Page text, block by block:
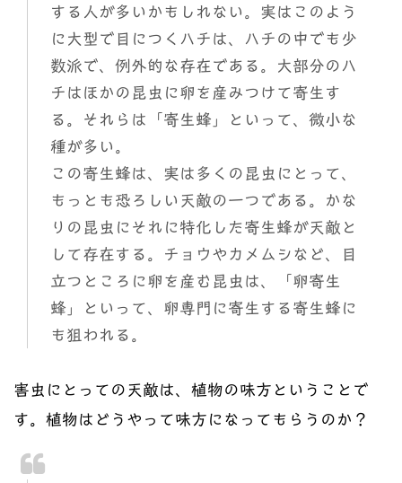
する人が多いかもしれない。実はこのよう
に大型で目につくハチは、ハチの中でも少
数派で、例外的な存在である。大部分のハ
チはほかの昆虫に卵を産みつけて寄生す
る。それらは「寄生蜂」といって、微小な
種が多い。
この寄生蜂は、実は多くの昆虫にとって、
もっとも恐ろしい天敵の一つである。かな
りの昆虫にそれに特化した寄生蜂が天敵と
して存在する。チョウやカメムシなど、目
立つところに卵を産む昆虫は、「卵寄生
蜂」といって、卵専門に寄生する寄生蜂に
も狙われる。
害虫にとっての天敵は、植物の味方ということで
す。植物はどうやって味方になってもらうのか？